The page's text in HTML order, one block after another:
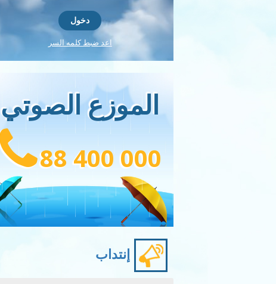
اعد ضبط كلمه السر
الموزع الصوتي
88 400 000
إنتداب